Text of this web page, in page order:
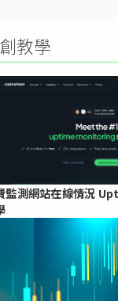
教學
監測網站在線情況